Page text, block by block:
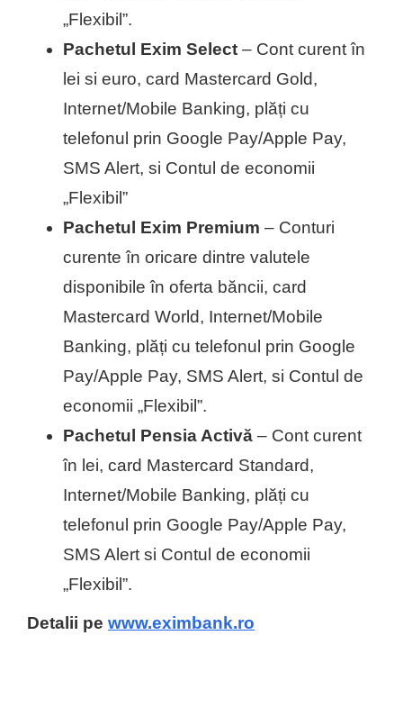
„Flexibil”.
Pachetul Exim Select – Cont curent în
lei si euro, card Mastercard Gold,
Internet/Mobile Banking, plăți cu
telefonul prin Google Pay/Apple Pay,
SMS Alert, si Contul de economii
„Flexibil”
Pachetul Exim Premium – Conturi
curente în oricare dintre valutele
disponibile în oferta băncii, card
Mastercard World, Internet/Mobile
Banking, plăți cu telefonul prin Google
Pay/Apple Pay, SMS Alert, si Contul de
economii „Flexibil”.
Pachetul Pensia Activă – Cont curent
în lei, card Mastercard Standard,
Internet/Mobile Banking, plăți cu
telefonul prin Google Pay/Apple Pay,
SMS Alert si Contul de economii
„Flexibil”.
Detalii pe www.eximbank.ro